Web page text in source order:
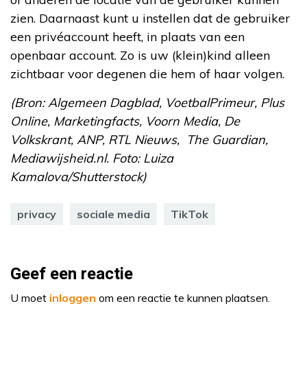
zien. Daarnaast kunt u instellen dat de gebruiker
een privéaccount heeft, in plaats van een
openbaar account. Zo is uw (klein)kind alleen
zichtbaar voor degenen die hem of haar volgen.
(Bron: Algemeen Dagblad, VoetbalPrimeur, Plus
Online, Marketingfacts, Voorn Media, De
Volkskrant, ANP, RTL Nieuws, The Guardian,
Mediawijsheid.nl. Foto: Luiza
Kamalova/Shutterstock)
privacy sociale media TikTok
Geef een reactie
U moet inloggen om een reactie te kunnen plaatsen.